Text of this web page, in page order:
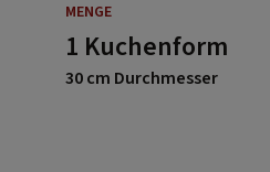
MENGE
1 Kuchenform
30 cm Durchmesser